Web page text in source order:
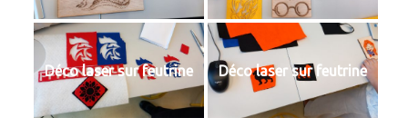
Déco laser sur feutrine Déco laser sur feutrine